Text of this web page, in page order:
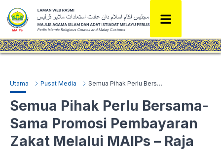
Utama Pusat Media Semua Pihak Perlu Bersama-Sama Promosi Pembayaran Zakat Melalui MAIPs – Raja Muda Perlis
Semua Pihak Perlu Bersama-
Sama Promosi Pembayaran
Zakat Melalui MAIPs – Raja